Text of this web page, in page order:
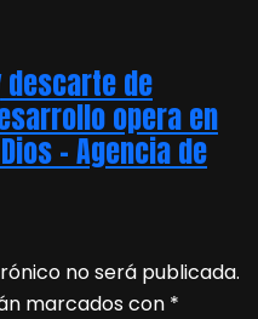
descarte de
opera en
– Agencia de
no será publicada.
marcados con *